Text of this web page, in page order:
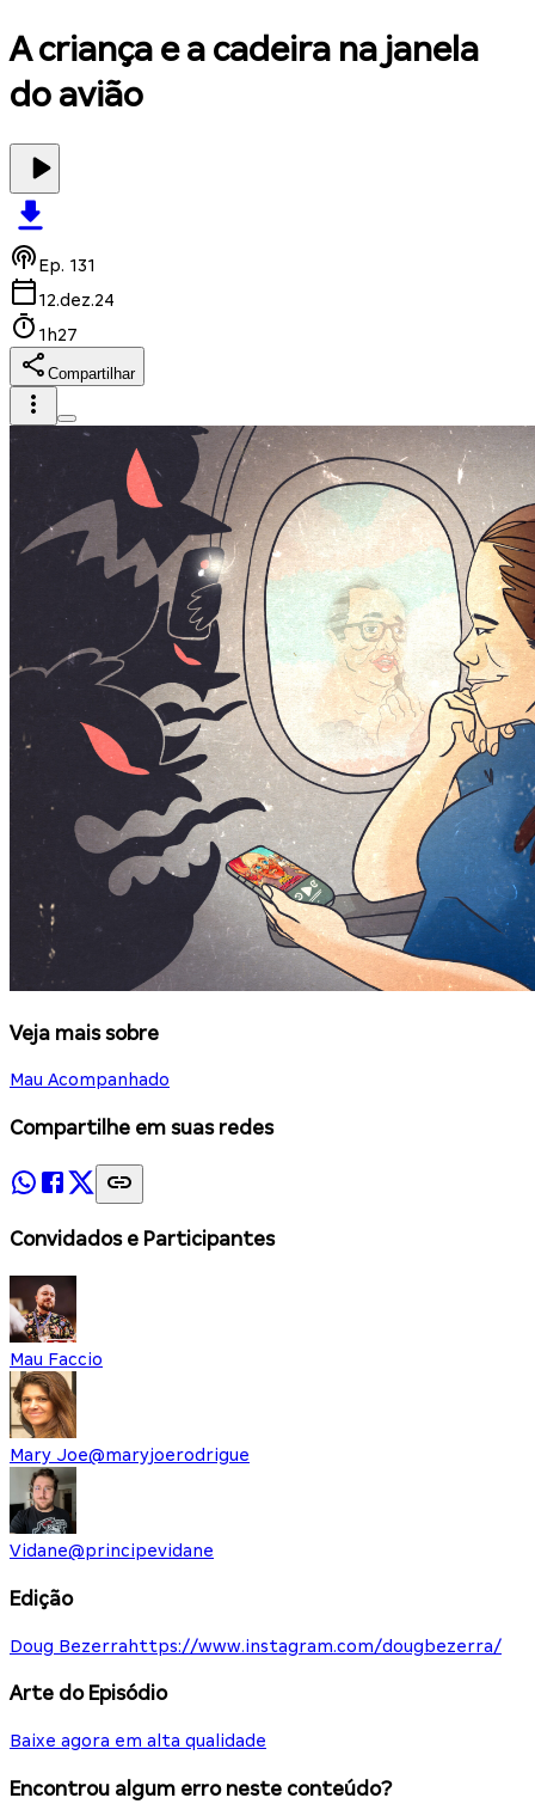
A criança e a cadeira na janela
do avião
Ep. 131
12.dez.24
1h27
Compartilhar
Veja mais sobre
Mau Acompanhado
Compartilhe em suas redes
Convidados e Participantes
Mau Faccio
Mary Joe@maryjoerodrigue
Vidane@principevidane
Edição
Doug Bezerra https://www.instagram.com/dougbezerra/
Arte do Episódio
Baixe agora em alta qualidade
Encontrou algum erro neste conteúdo?